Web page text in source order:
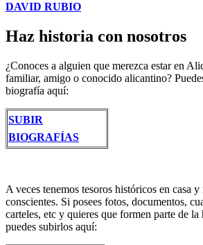
DAVID RUBIO
Haz historia con nosotros
¿Conoces a alguien que merezca estar en
familiar, amigo o conocido alicantino?
biografía aquí:
SUBIR
BIOGRAFÍAS
A veces tenemos tesoros históricos en casa
conscientes. Si posees fotos, documentos,
carteles, etc y quieres que formen parte de
puedes subirlos aquí: